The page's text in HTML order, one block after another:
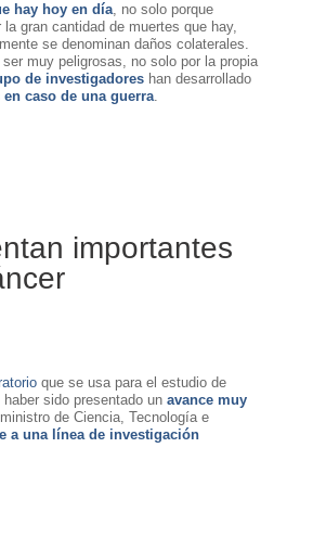
hay hoy en día, no solo porque
gran cantidad de muertes que hay,
se denominan daños colaterales.
muy peligrosas, no solo por la propia
de investigadores han desarrollado
caso de una guerra.
importantes
que se usa para el estudio de
sido presentado un avance muy
de Ciencia, Tecnología e
a una línea de investigación